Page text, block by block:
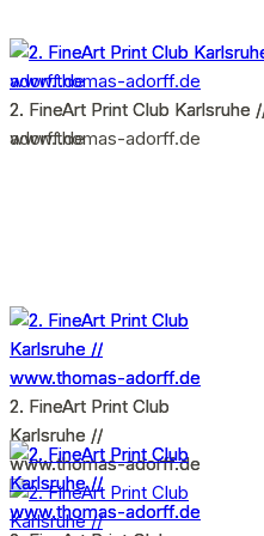
2. FineArt Print Club Karlsruhe
www.thomas-adorff.de
2. FineArt Print Club Karlsruhe
adorff.de
2. FineArt Print Club
Karlsruhe //
www.thomas-adorff.de
2. FineArt Print Club
Karlsruhe //
www.thomas-adorff.de